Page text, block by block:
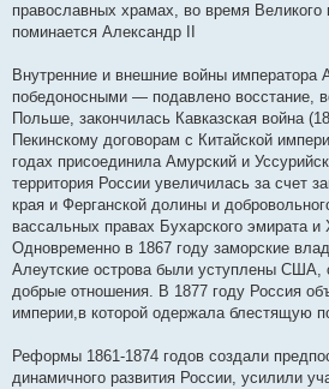
православных храмах, во время Великого
поминается Александр II
Внутренние и внешние войны императора
победоносными — подавлено восстание,
Польше, закончилась Кавказская война
Пекинскому договорам с Китайской
годах присоединила Амурский и
территория России увеличилась за счет
края и Ферганской долины и
вассальных правах Бухарского эмирата и
Одновременно в 1867 году заморские
Алеутские острова были уступлены США,
добрые отношения. В 1877 году Россия
империи,в которой одержала блестящую
Реформы 1861-1874 годов создали
динамичного развития России, усилили